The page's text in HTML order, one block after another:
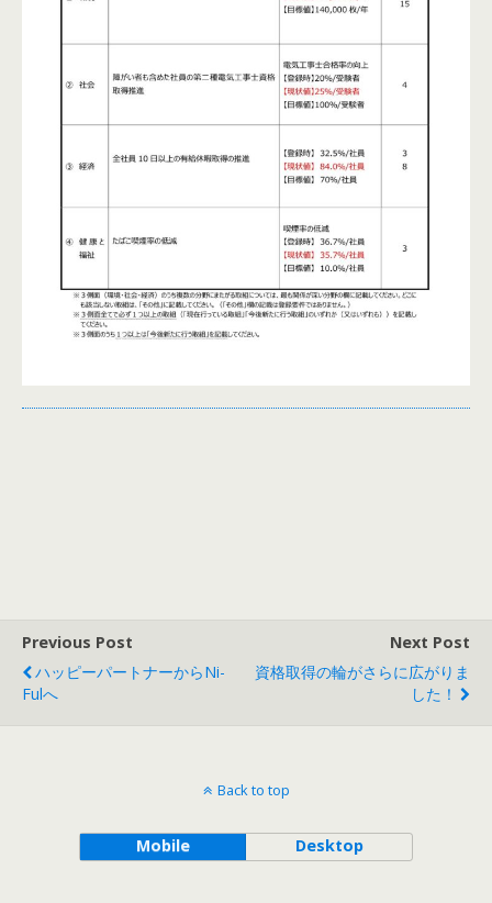
Previous Post
ハッピーパートナーからNi-
Fulへ
Next Post
資格取得の輪がさらに広がりま
した！
Back to top
Mobile Desktop